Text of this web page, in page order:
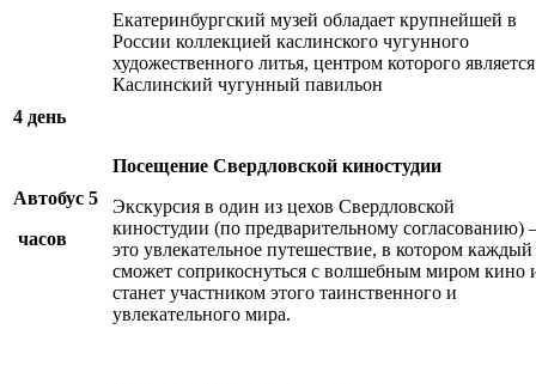
4 день
Автобус 5
часов
Екатеринбургский музей обладает крупнейшей в
России коллекцией каслинского чугунного
художественного литья, центром которого является
Каслинский чугунный павильон
Посещение Свердловской киностудии
Экскурсия в один из цехов Свердловской
киностудии (по предварительному
это увлекательное путешествие, в котором каждый
сможет соприкоснуться с волшебным миром кино
станет участником этого таинственного и
увлекательного мира.